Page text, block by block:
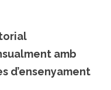
amb
d’ensenyament